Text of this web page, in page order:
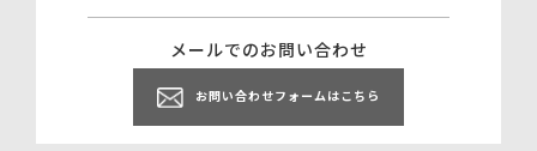
メールでのお問い合わせ
お問い合わせフォームはこちら